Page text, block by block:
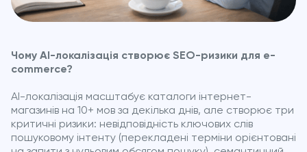
Чому AI-локалізація створює SEO-ризики для e-
commerce?
AI-локалізація масштабує каталоги інтернет-
магазинів на 10+ мов за декілька днів, але створює три
критичні ризики: невідповідність ключових слів
пошуковому інтенту (перекладені терміни орієнтовані